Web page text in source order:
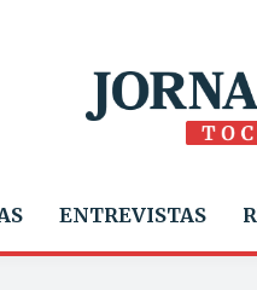
ENTREVISTAS